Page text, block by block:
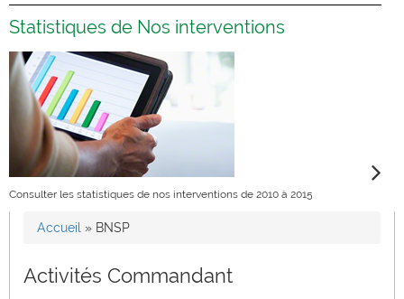
Statistiques de Nos interventions
Consulter les statistiques de nos interventions de 2010 à 2015
Accueil » BNSP
Activités Commandant